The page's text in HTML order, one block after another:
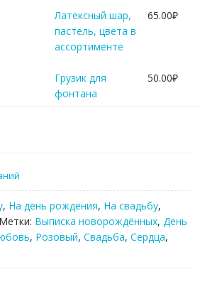
Латексный шар,
пастель, цвета в
ассортименте
65.00₽
Грузик для
фонтана
50.00₽
, На день рождения, На свадьбу,
Метки: Выписка новорождённых, День
, Розовый, Свадьба, Сердца,